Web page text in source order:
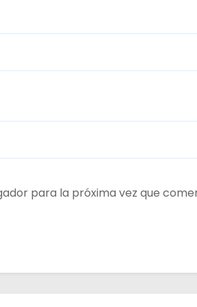
para la próxima vez que